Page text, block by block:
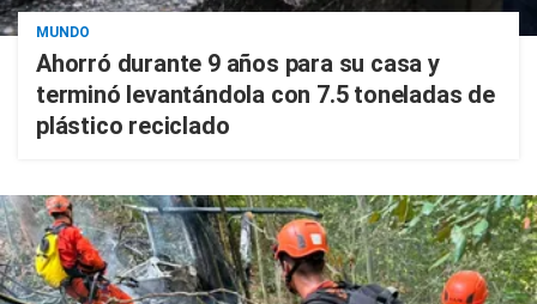
MUNDO
Ahorró durante 9 años para su casa y
terminó levantándola con 7.5 toneladas de
plástico reciclado